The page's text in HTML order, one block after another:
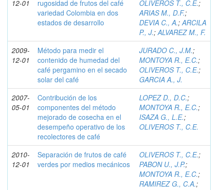
12-01
rugosidad de frutos del café
variedad Colombia en dos
estados de desarrollo
OLIVEROS T., C.E.;
ARIAS M., D.F.;
DEVIA C., A.;ARCILA
P., J.;ALVAREZ M., F.
2009-
12-01
Método para medir el
contenido de humedad del
café pergamino en el secado
solar del café
JURADO C., J.M.;
MONTOYA R., E.C.;
OLIVEROS T., C.E.;
GARCIA A., J.
2007-
05-01
Contribución de los
componentes del método
mejorado de cosecha en el
desempeño operativo de los
recolectores de café
LOPEZ D., D.C.;
MONTOYA R., E.C.;
ISAZA G., L.E.;
OLIVEROS T., C.E.
2010-
12-01
Separación de frutos de café
verdes por medios mecánicos
OLIVEROS T., C.E.;
PABON U., J.P.;
MONTOYA R., E.C.;
RAMIREZ G., C.A.;